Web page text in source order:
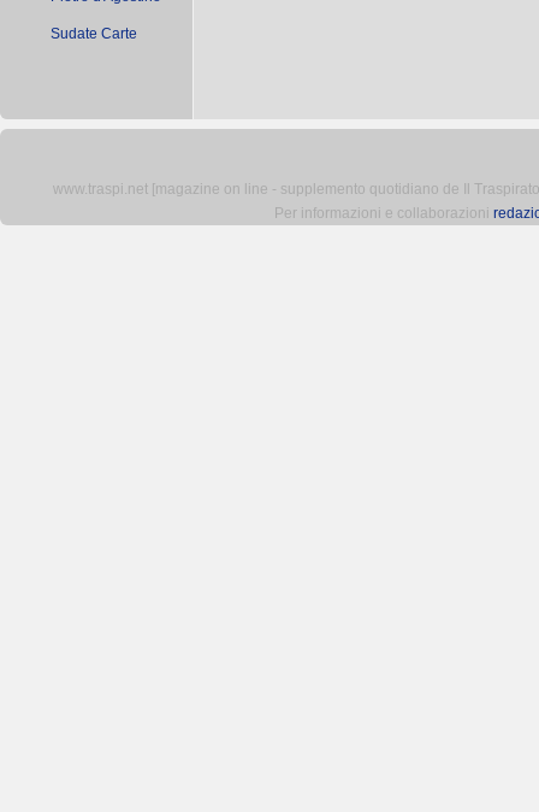
Sudate Carte
www.traspi.net [magazine on line - supplemento quotidiano de Il
Per informazioni e collaborazioni